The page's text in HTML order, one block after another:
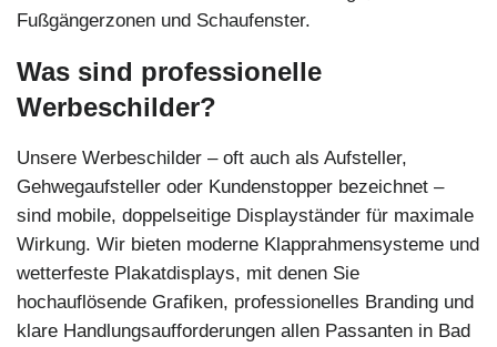
Fußgängerzonen und Schaufenster.
Was sind professionelle
Werbeschilder?
Unsere Werbeschilder – oft auch als Aufsteller,
Gehwegaufsteller oder Kundenstopper bezeichnet –
sind mobile, doppelseitige Displayständer für maximale
Wirkung. Wir bieten moderne Klapprahmensysteme und
wetterfeste Plakatdisplays, mit denen Sie
hochauflösende Grafiken, professionelles Branding und
klare Handlungsaufforderungen allen Passanten in Bad